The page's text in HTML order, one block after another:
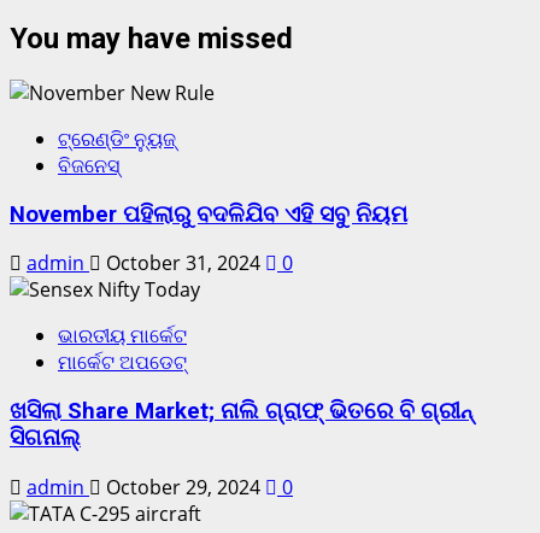
You may have missed
ଟ୍ରେଣ୍ଡିଂ ନ୍ୟୁଜ୍
ବିଜନେସ୍
November ପହିଲାରୁ ବଦଳିଯିବ ଏହି ସବୁ ନିୟମ
admin
October 31, 2024 0
ଭାରତୀୟ ମାର୍କେଟ
ମାର୍କେଟ ଅପଡେଟ୍
ଖସିଲା Share Market; ନାଲି ଗ୍ରାଫ୍ ଭିତରେ ବି ଗ୍ରୀନ୍
ସିଗନାଲ୍
admin
October 29, 2024 0